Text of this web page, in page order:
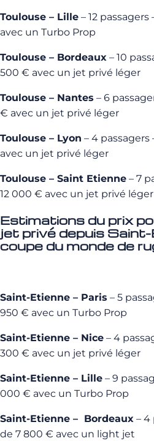
Toulouse – Lille – 12
avec un Turbo Prop
Toulouse – Bordeaux – 10
500 € avec un jet privé léger
Toulouse – Nantes – 6
€ avec un jet privé léger
Toulouse – Lyon – 4
avec un jet privé léger
Toulouse – Saint Etienne – 7
12 000 € avec un jet privé léger
Estimations du prix
jet privé depuis
coupe du monde de
Saint-Etienne – Paris – 5
950 € avec un Turbo Prop
Saint-Etienne – Nice – 4
300 € avec un jet privé léger
Saint-Etienne – Lille – 9
000 € avec un Turbo Prop
Saint-Etienne – Bordeaux – 4
de 7 800 € avec un light jet